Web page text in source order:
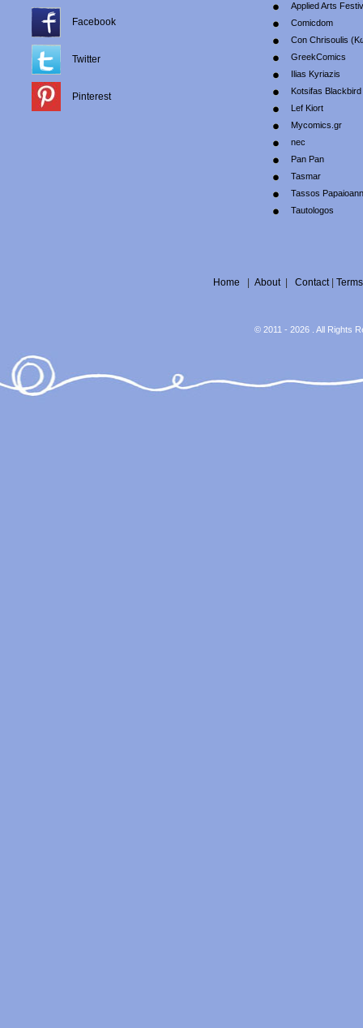
Facebook
Twitter
Pinterest
Applied Arts
Comicdom
Con Chrisoulis
GreekComics
Ilias Kyriazis
Kotsifas Blackbird
Lef Kiort
Mycomics.gr
nec
Pan Pan
Tasmar
Tassos
Tautologos
Home About| Contact| Terms
© 2011 - 2026 . All Rights